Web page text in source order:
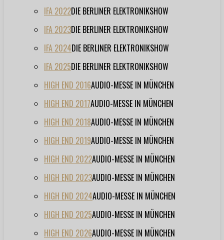
IFA 2022DIE BERLINER ELEKTRONIKSHOW
IFA 2023DIE BERLINER ELEKTRONIKSHOW
IFA 2024DIE BERLINER ELEKTRONIKSHOW
IFA 2025DIE BERLINER ELEKTRONIKSHOW
HIGH END 2016AUDIO-MESSE IN MÜNCHEN
HIGH END 2017AUDIO-MESSE IN MÜNCHEN
HIGH END 2018AUDIO-MESSE IN MÜNCHEN
HIGH END 2019AUDIO-MESSE IN MÜNCHEN
HIGH END 2022AUDIO-MESSE IN MÜNCHEN
HIGH END 2023AUDIO-MESSE IN MÜNCHEN
HIGH END 2024AUDIO-MESSE IN MÜNCHEN
HIGH END 2025AUDIO-MESSE IN MÜNCHEN
HIGH END 2026AUDIO-MESSE IN MÜNCHEN